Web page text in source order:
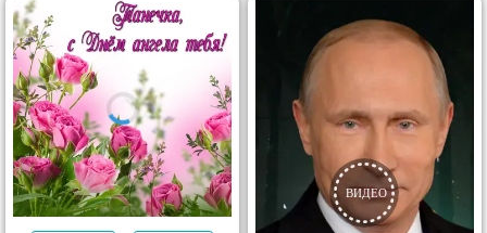
ОТКРЫТЬ СКАЧАТЬ
ОТКРЫТЬ СКАЧАТЬ